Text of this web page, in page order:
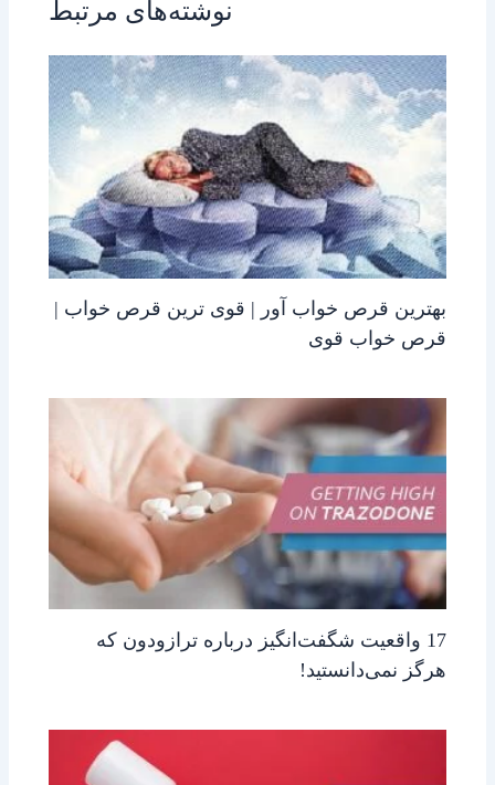
نوشته‌های مرتبط
بهترین قرص خواب آور | قوی ترین قرص خواب |
قرص خواب قوی
17 واقعیت شگفت‌انگیز درباره ترازودون که
هرگز نمی‌دانستید!